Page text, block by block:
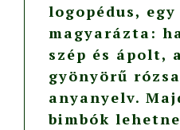
logopédus,
magyarázta:
szép és ápolt,
gyönyörű
anyanyelv.
bimbók